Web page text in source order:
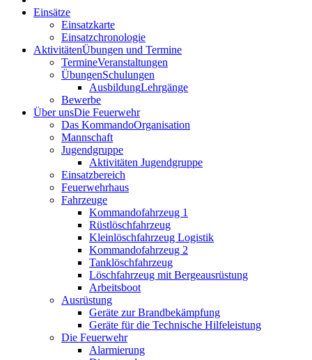
Einsätze
Einsatzkarte
Einsatzchronologie
AktivitätenÜbungen und Termine
TermineVeranstaltungen
ÜbungenSchulungen
AusbildungLehrgänge
Bewerbe
Über unsDie Feuerwehr
Das KommandoOrganisation
Mannschaft
Jugendgruppe
Aktivitäten Jugendgruppe
Einsatzbereich
Feuerwehrhaus
Fahrzeuge
Kommandofahrzeug 1
Rüstlöschfahrzeug
Kleinlöschfahrzeug Logistik
Kommandofahrzeug 2
Tanklöschfahrzeug
Löschfahrzeug mit Bergeausrüstung
Arbeitsboot
Ausrüstung
Geräte zur Brandbekämpfung
Geräte für die Technische Hilfeleistung
Die Feuerwehr
Alarmierung